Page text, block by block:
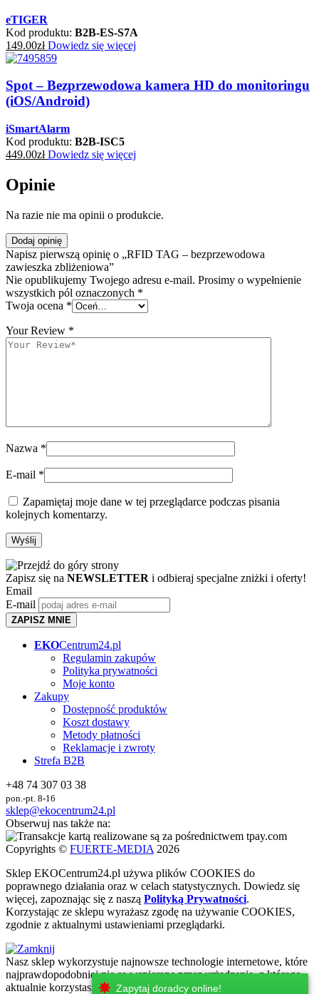
eTIGER
Kod produktu: B2B-ES-S7A
149.00zł Dowiedz się więcej
Spot – Bezprzewodowa kamera HD do monitoringu
(iOS/Android)
iSmartAlarm
Kod produktu: B2B-ISC5
449.00zł Dowiedz się więcej
Opinie
Na razie nie ma opinii o produkcie.
Dodaj opinię
Napisz pierwszą opinię o „RFID TAG – bezprzewodowa
zawieszka zbliżeniowa”
Nie opublikujemy Twojego adresu e-mail. Prosimy o wypełnienie
wszystkich pól oznaczonych *
Twoja ocena *
Your Review *
Nazwa *
E-mail *
Zapamiętaj moje dane w tej przeglądarce podczas pisania
kolejnych komentarzy.
Zapisz się na NEWSLETTER i odbieraj specjalne zniżki i oferty!
Email
E-mail
ZAPISZ MNIE
EKOCentrum24.pl
Regulamin zakupów
Polityka prywatności
Moje konto
Zakupy
Dostępność produktów
Koszt dostawy
Metody płatności
Reklamacje i zwroty
Strefa B2B
+48 74 307 03 38
pon.-pt. 8-16
sklep@ekocentrum24.pl
Obserwuj nas także na:
Copyrights © FUERTE-MEDIA 2026
Sklep EKOCentrum24.pl używa plików COOKIES do
poprawnego działania oraz w celach statystycznych. Dowiedz się
więcej, zapoznając się z naszą Polityką Prywatności.
Korzystając ze sklepu wyrażasz zgodę na używanie COOKIES,
zgodnie z aktualnymi ustawieniami przeglądarki.
Nasz sklep wykorzystuje najnowsze technologie internetowe, które
najprawdopodobniej nie są wspierane przez urżadzenie, z którego
aktualnie korzystasz. Zachęcamy do korzystania z urzadzeń z
Zapytaj doradcy online!